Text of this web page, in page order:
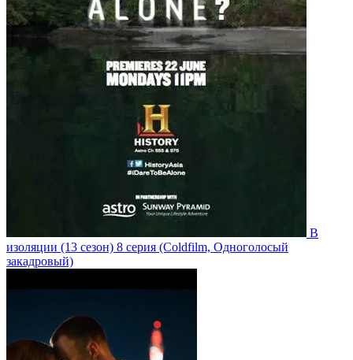
В
изоляции (13 сезон) 8 серия (Coldfilm, Одноголосый
закадровый)